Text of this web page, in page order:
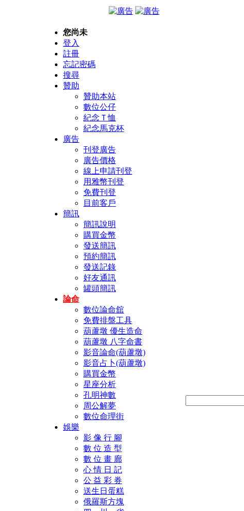
您尚未
登入
註冊
忘記密碼
搜尋
贊助
贊助本站
數位公仔
紀念Ｔ恤
紀念馬克杯
廣告
刊登廣告
廣告價格
線上申請刊登
用雅幣刊登
免費刊登
目前客戶
簡訊
簡訊說明
購買金幣
發送簡訊
預約簡訊
發送記錄
好友通訊
罐頭簡訊
論命
數位論命舘
免費排盤工具
葫蘆墩 優生造命
葫蘆墩 八字命書
影音論命(葫蘆墩)
影音占卜(葫蘆墩)
購買金幣
星座分析
孔明神數
周公解夢
數位命理街
娛樂
影 像 行 腳
數 位 造 型
數 位 畫 廊
心 情 日 記
公 益 彩 券
送生日蛋糕
俄羅斯方塊